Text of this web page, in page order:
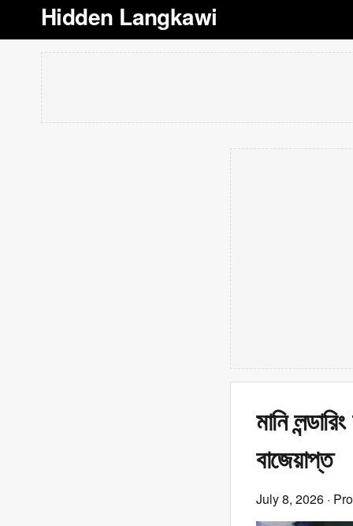
Hidden Langkawi
মানি
বাজেয়াপ্ত
July 8, 2026 ·